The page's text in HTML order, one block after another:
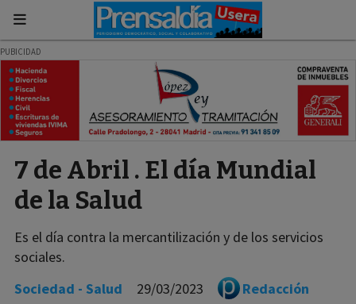
7 de Abril . El día Mundial
de la Salud
Es el día contra la mercantilización y de los servicios
sociales.
Sociedad - Salud
29/03/2023 Redacción